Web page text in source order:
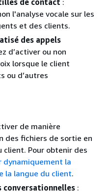
de contact :
l'analyse vocale sur les
et des clients.
des appels
d’activer ou non
lorsque le client
ou d’autres
de manière
des fichiers de sortie en
Pour obtenir des
dynamiquement la
la langue du client.
conversationnelles :